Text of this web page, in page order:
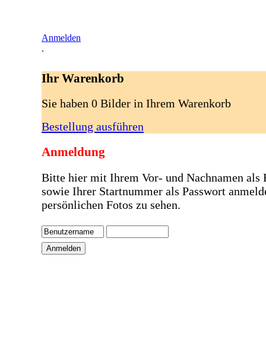
Anmelden
.
Ihr Warenkorb
Sie haben 0 Bilder in Ihrem Warenkorb
Bestellung ausführen
Anmeldung
Bitte hier mit Ihrem Vor- und Nachnamen als
sowie Ihrer Startnummer als Passwort
persönlichen Fotos zu sehen.